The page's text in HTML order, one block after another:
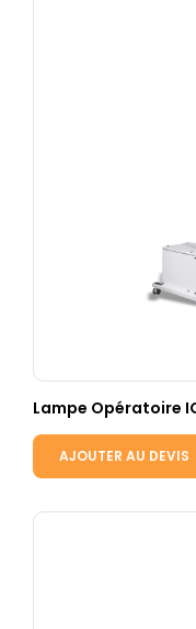
Lampe Opératoire
AJOUTER AU DEVIS